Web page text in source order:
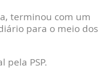
terminou com um
para o meio dos
PSP.